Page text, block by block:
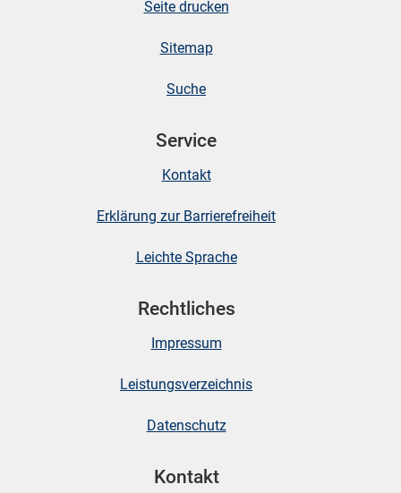
Seite drucken
Sitemap
Suche
Service
Kontakt
Erklärung zur Barrierefreiheit
Leichte Sprache
Rechtliches
Impressum
Leistungsverzeichnis
Datenschutz
Kontakt